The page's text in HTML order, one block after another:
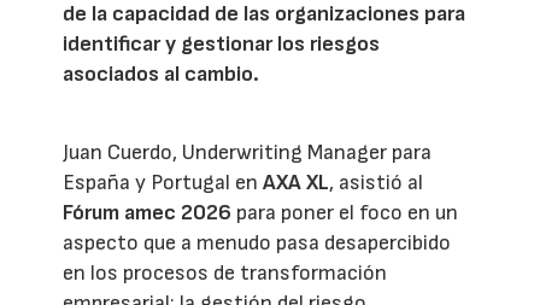
de la capacidad de las organizaciones para
identificar y gestionar los riesgos
asociados al cambio.
Juan Cuerdo, Underwriting Manager para
España y Portugal enAXA XL, asistió al
Fórum amec 2026 para poner el foco en un
aspecto que a menudo pasa desapercibido
en los procesos de transformación